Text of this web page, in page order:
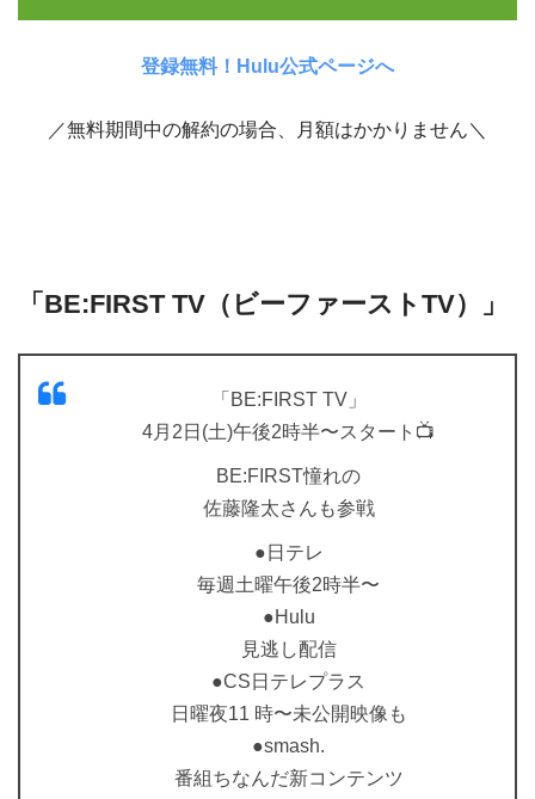
登録無料！Hulu公式ページへ
／無料期間中の解約の場合、月額はかかりません＼
「BE:FIRST TV（ビーファーストTV）」
「BE:FIRST TV」
4月2日(土)午後2時半〜スタート📺
BE:FIRST憧れの
佐藤隆太さんも参戦
●日テレ
毎週土曜午後2時半〜
●Hulu
見逃し配信
●CS日テレプラス
日曜夜11 時〜未公開映像も
●smash.
番組ちなんだ新コンテンツ